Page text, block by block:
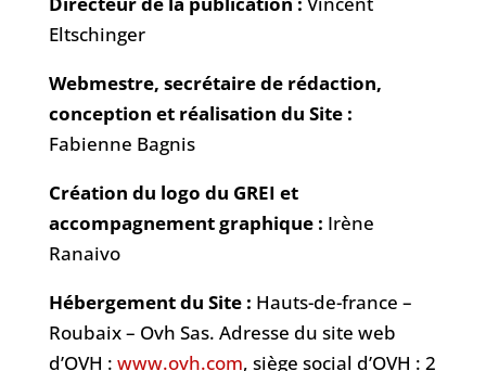
Eltschinger
Webmestre, secrétaire de rédaction,
conception et réalisation du Site :
Fabienne Bagnis
Création du logo du GREI et
accompagnement graphique : Irène
Ranaivo
Hébergement du Site : Hauts-de-france –
Roubaix – Ovh Sas. Adresse du site web
d’OVH : www.ovh.com, siège social d’OVH : 2